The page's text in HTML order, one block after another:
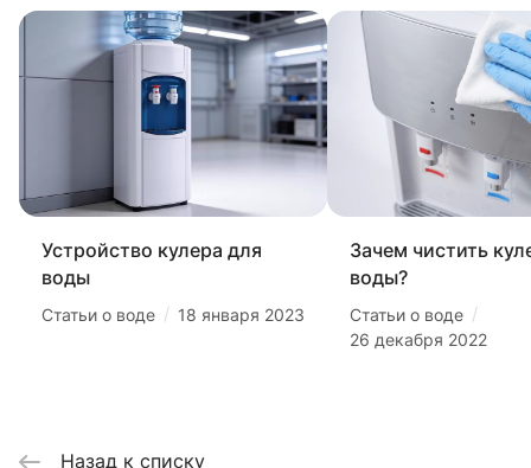
Устройство кулера для
воды
Статьи о воде / 18 января 2023
Зачем чистить
воды?
Статьи о воде /
26 декабря 2022
Назад к списку